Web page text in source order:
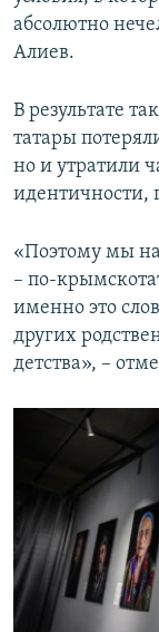
абсолютно
Алиев.
В результате
татары
но и утратили
идентичности,
«Поэтому мы
– по-
именно это
других
детства», –